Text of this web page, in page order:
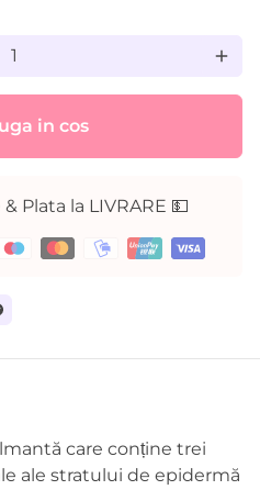
add
in cos
Plata la LIVRARE 💵
care conține trei
ale stratului de epidermă